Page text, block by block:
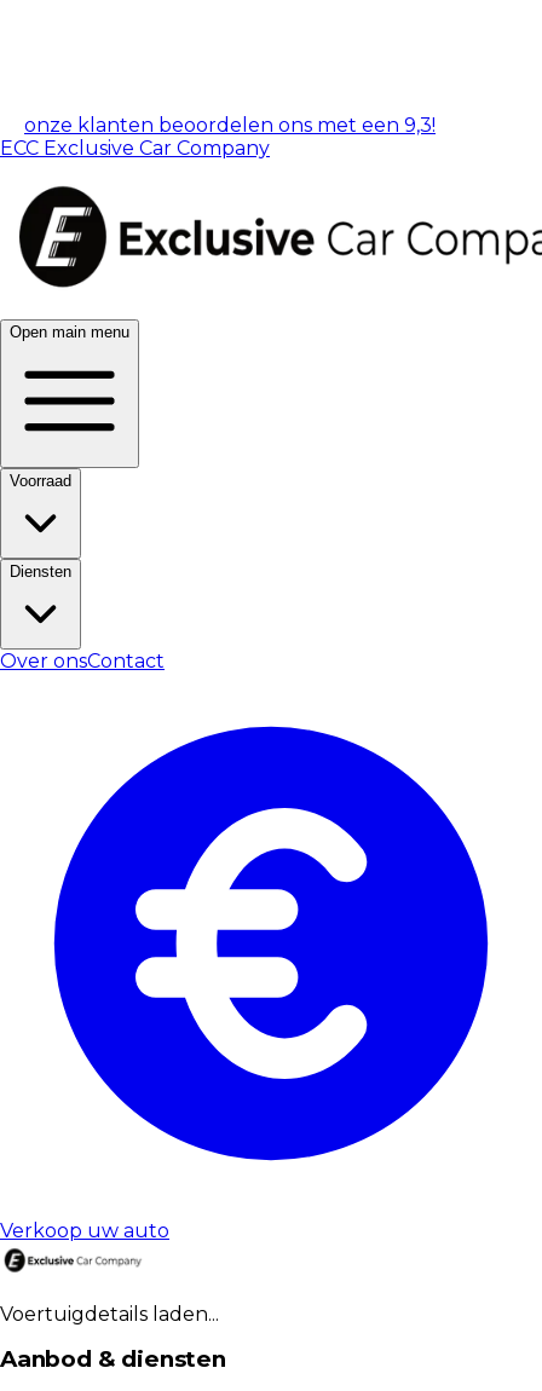
onze klanten beoordelen ons met een 9,3!
ECC Exclusive Car Company
Open main menu
Voorraad
Diensten
Over onsContact
Verkoop uw auto
Voertuigdetails laden...
Aanbod & diensten